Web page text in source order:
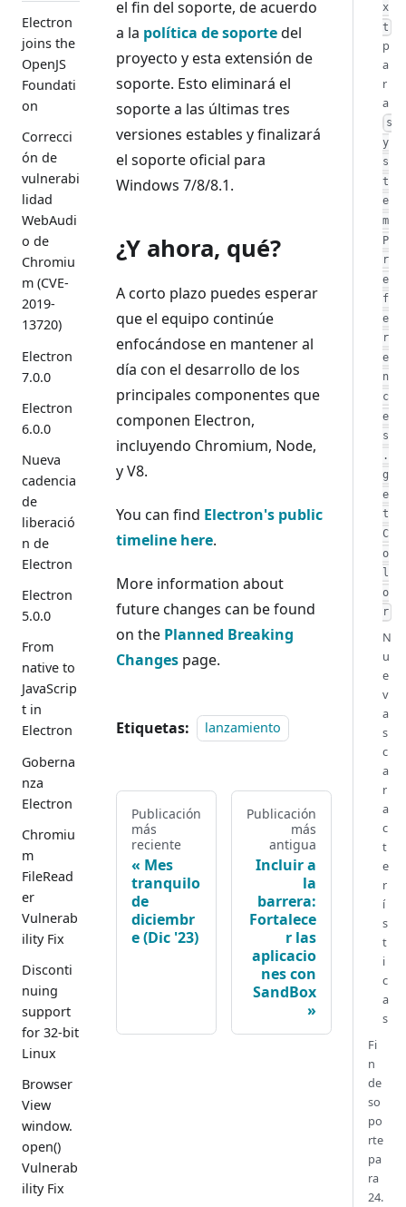
Electron
joins the
OpenJS
Foundati
on
Correcci
ón de
vulnerabi
lidad
WebAudi
o de
Chromiu
m (CVE-
2019-
13720)
Electron
7.0.0
Electron
6.0.0
Nueva
cadencia
de
liberació
n de
Electron
Electron
5.0.0
From
native to
JavaScrip
t in
Electron
Goberna
nza
Electron
Chromiu
m
FileRead
er
Vulnerab
ility Fix
Disconti
nuing
support
for 32-bit
Linux
Browser
View
window.
open()
Vulnerab
ility Fix
el fin del soporte, de acuerdo
a la política de soportedel
proyecto y esta extensión de
soporte. Esto eliminará el
soporte a las últimas tres
versiones estables y finalizará
el soporte oficial para
Windows 7/8/8.1.
¿Y ahora, qué?
A corto plazo puedes esperar
que el equipo continúe
enfocándose en mantener al
día con el desarrollo de los
principales componentes que
componen Electron,
incluyendo Chromium, Node,
y V8.
You can find Electron's public
timeline here.
More information about
future changes can be found
on the Planned Breaking
Changes page.
Etiquetas: lanzamiento
Publicación
más
reciente
Mes
tranquilo
de
diciembr
e (Dic '23)
Publicación
más
antigua
Incluir a
la
barrera:
Fortalece
r las
aplicacio
nes con
SandBox
x
t
p
a
r
a
s
y
s
t
e
m
P
r
e
f
e
r
e
n
c
e
s
.
g
e
t
C
o
l
o
r
N
u
e
v
a
s
c
a
r
a
c
t
e
r
í
s
t
i
c
a
s
Fi
n
de
so
po
rte
pa
ra
24.